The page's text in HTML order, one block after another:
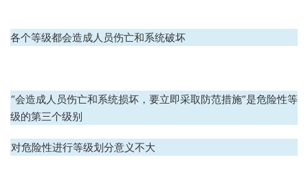
各个等级都会造成人员伤亡和系统破坏
“会造成人员伤亡和系统损坏，要立即采取防范措施”是危险性等
级的第三个级别
对危险性进行等级划分意义不大